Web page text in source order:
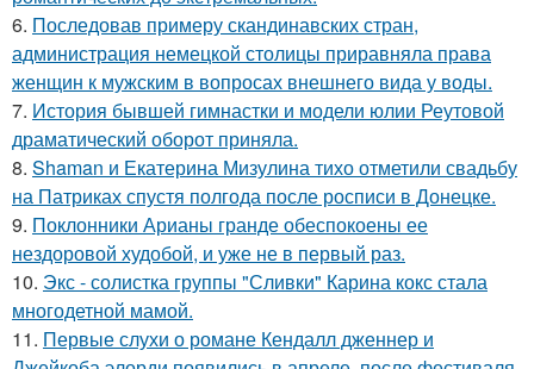
6. Последовав примеру скандинавских стран,
администрация немецкой столицы приравняла права
женщин к мужским в вопросах внешнего вида у воды.
7. История бывшей гимнастки и модели юлии Реутовой
драматический оборот приняла.
8. Shaman и Екатерина Мизулина тихо отметили свадьбу
на Патриках спустя полгода после росписи в Донецке.
9. Поклонники Арианы гранде обеспокоены ее
нездоровой худобой, и уже не в первый раз.
10. Экс - солистка группы "Сливки" Карина кокс стала
многодетной мамой.
11. Первые слухи о романе Кендалл дженнер и